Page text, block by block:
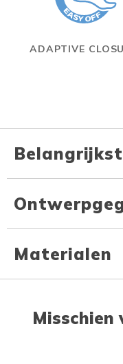
ADAPTIVE
Materialen
Misschien